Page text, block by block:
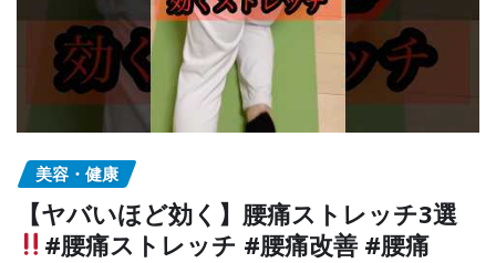
美容・健康
【ヤバいほど効く】腰痛ストレッチ3選
#腰痛ストレッチ #腰痛改善 #腰痛